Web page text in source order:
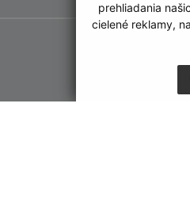
prehliadania
cielené reklamy,